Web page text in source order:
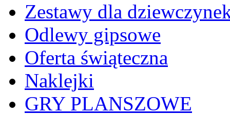
Zestawy dla
Odlewy gipsowe
Oferta świąteczna
Naklejki
GRY PLANSZOWE